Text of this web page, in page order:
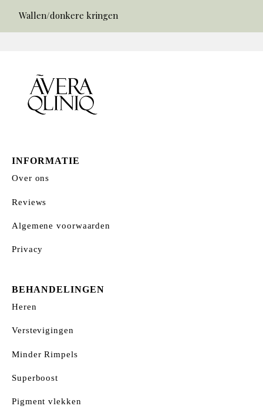
Wallen/donkere kringen
INFORMATIE
Over ons
Reviews
Algemene voorwaarden
Privacy
BEHANDELINGEN
Heren
Verstevigingen
Minder Rimpels
Superboost
Pigment vlekken